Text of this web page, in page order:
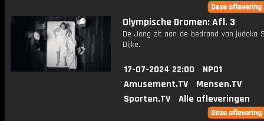
Olympische Dromen: Afl. 3
De Jong zit aan de bedrand van judoka
Dijke.
17-07-2024 22:00
NPO1
Amusement.TV
Mensen.TV
Sporten.TV
Alle afleveringen